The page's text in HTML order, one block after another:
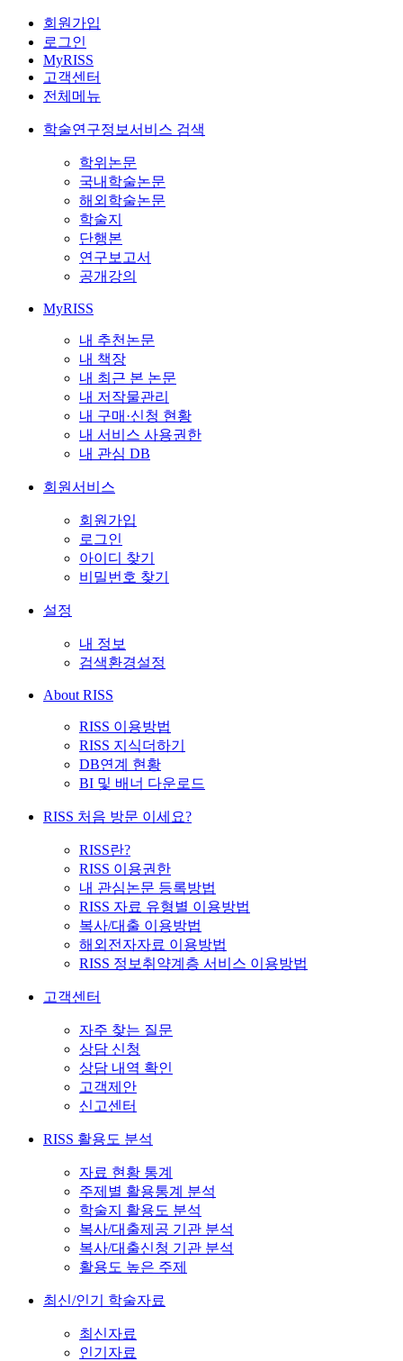
회원가입
로그인
MyRISS
고객센터
전체메뉴
학술연구정보서비스 검색
학위논문
국내학술논문
해외학술논문
학술지
단행본
연구보고서
공개강의
MyRISS
내 추천논문
내 책장
내 최근 본 논문
내 저작물관리
내 구매·신청 현황
내 서비스 사용권한
내 관심 DB
회원서비스
회원가입
로그인
아이디 찾기
비밀번호 찾기
설정
내 정보
검색환경설정
About RISS
RISS 이용방법
RISS 지식더하기
DB연계 현황
BI 및 배너 다운로드
RISS 처음 방문 이세요?
RISS란?
RISS 이용권한
내 관심논문 등록방법
RISS 자료 유형별 이용방법
복사/대출 이용방법
해외전자자료 이용방법
RISS 정보취약계층 서비스 이용방법
고객센터
자주 찾는 질문
상담 신청
상담 내역 확인
고객제안
신고센터
RISS 활용도 분석
자료 현황 통계
주제별 활용통계 분석
학술지 활용도 분석
복사/대출제공 기관 분석
복사/대출신청 기관 분석
활용도 높은 주제
최신/인기 학술자료
최신자료
인기자료